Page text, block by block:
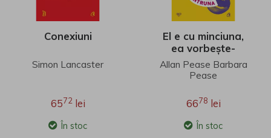
Conexiuni
Simon Lancaster
6572lei
În stoc
El e cu minciuna,
ea vorbește-
ntruna
Allan Pease Barbara
Pease
6678 lei
În stoc